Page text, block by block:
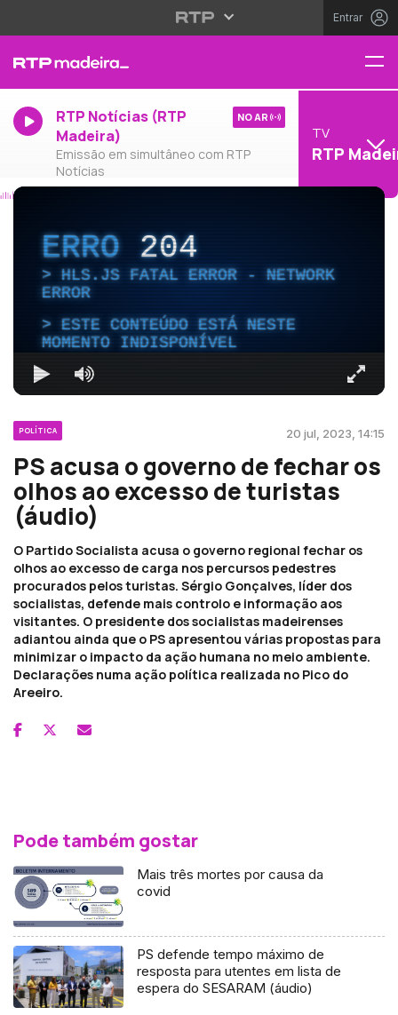
Entrar
RTP Notícias (RTP
Madeira)
Emissão em simultâneo com RTP
Notícias
NO AR
TV
RTP
ERRO204
HLS.JS FATAL ERROR - NETWORK
ERROR
ESTE CONTEÚDO ESTÁ NESTE
MOMENTO INDISPONÍVEL
POLÍTICA 20 jul, 2023, 14:15
PS acusa o governo de fechar os
olhos ao excesso de turistas
(áudio)
O Partido Socialista acusa o governo regional fechar os
olhos ao excesso de carga nos percursos pedestres
procurados pelos turistas. Sérgio Gonçalves, líder dos
socialistas, defende mais controlo e informação aos
visitantes. O presidente dos socialistas madeirenses
adiantou ainda que o PS apresentou várias propostas para
minimizar o impacto da ação humana no meio ambiente.
Declarações numa ação política realizada no Pico do
Areeiro.
Pode também gostar
Mais três mortes por causa da
covid
PS defende tempo máximo de
resposta para utentes em lista de
espera do SESARAM (áudio)